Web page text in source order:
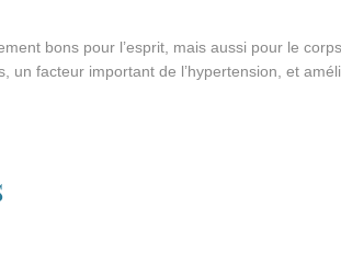
bons pour l’esprit, mais aussi pour le
un facteur important de l’hypertension, et